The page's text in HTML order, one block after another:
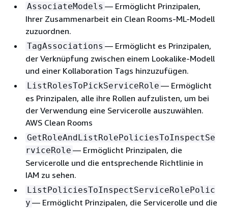
AssociateModels — Ermöglicht Prinzipalen,
Ihrer Zusammenarbeit ein Clean Rooms-ML-Modell
zuzuordnen.
TagAssociations — Ermöglicht es Prinzipalen,
der Verknüpfung zwischen einem Lookalike-Modell
und einer Kollaboration Tags hinzuzufügen.
ListRolesToPickServiceRole — Ermöglicht
es Prinzipalen, alle ihre Rollen aufzulisten, um bei
der Verwendung eine Servicerolle auszuwählen.
AWS Clean Rooms
GetRoleAndListRolePoliciesToInspectSe
rviceRole — Ermöglicht Prinzipalen, die
Servicerolle und die entsprechende Richtlinie in
IAM zu sehen.
ListPoliciesToInspectServiceRolePolic
y — Ermöglicht Prinzipalen, die Servicerolle und die